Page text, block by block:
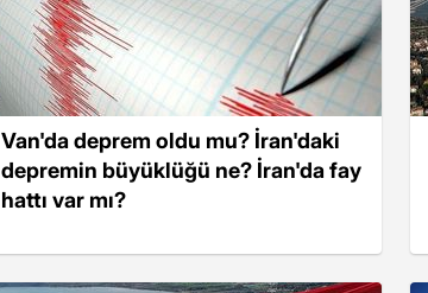
Van'da deprem oldu mu? İran'daki
depremin büyüklüğü ne? İran'da fay
hattı var mı?